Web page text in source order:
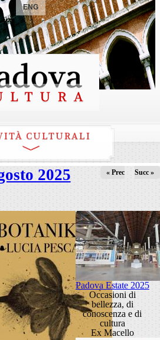
ENG
CULTURALI
2025 « Prec Succ »
Padova Estate 2025
Occasioni di
bellezza, di
conoscenza e di
cultura
Ex Macello